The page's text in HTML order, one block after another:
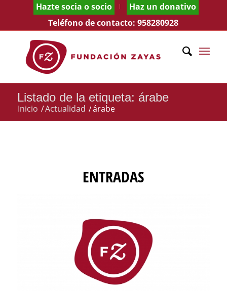
Hazte socia o socio
Haz un donativo
Teléfono de contacto:958280928
Listado de la etiqueta: árabe
Inicio /Actualidad /árabe
ENTRADAS